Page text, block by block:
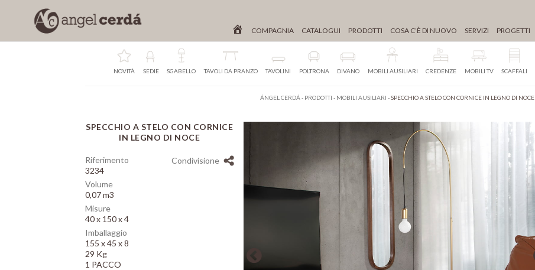
COMPAGNIA CATALOGUI PRODOTTI COSA C’È DI NUOVO SERVIZI PROGETTI
NOVITÀ SEDIE SGABELLO TAVOLI DA PRANZO TAVOLINI POLTRONA DIVANO MOBILI AUSILIARI CREDENZE MOBILI TV SCAFFALI
ÁNGEL CERDÁ - PRODOTTI - MOBILI AUSILIARI -SPECCHIO A STELO CON CORNICE IN LEGNO DI NOCE
SPECCHIO A STELO CON CORNICE
IN LEGNO DI NOCE
Riferimento
3234
Volume
0,07 m3
Misure
40 x 150 x 4
Imballaggio
155 x 45 x 8
29 Kg
1 PACCO
Condivisione